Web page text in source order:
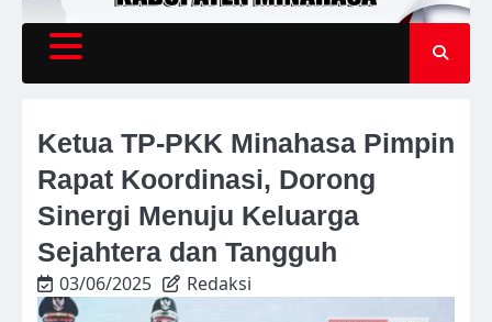
Ketua TP-PKK Minahasa Pimpin
Rapat Koordinasi, Dorong
Sinergi Menuju Keluarga
Sejahtera dan Tangguh
03/06/2025 Redaksi